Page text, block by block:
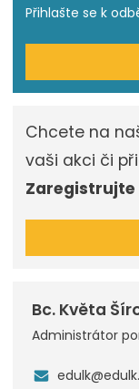
Přihlašte se k
Chcete na
vaši akci či
Zaregistrujte
Bc. Květa
Administrátor